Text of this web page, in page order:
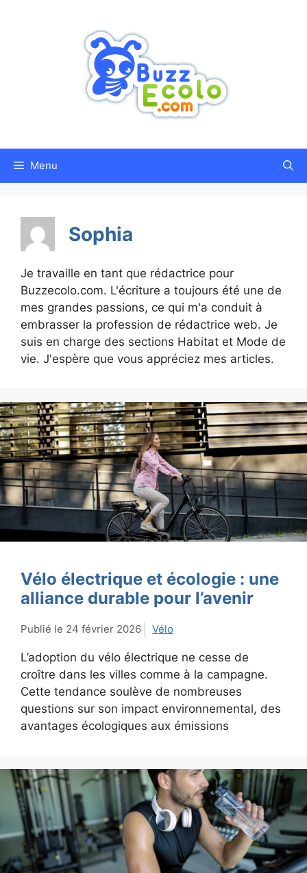
Menu
Sophia
Je travaille en tant que rédactrice pour
Buzzecolo.com. L'écriture a toujours été une de
mes grandes passions, ce qui m'a conduit à
embrasser la profession de rédactrice web. Je
suis en charge des sections Habitat et Mode de
vie. J'espère que vous appréciez mes articles.
Vélo électrique et écologie : une
alliance durable pour l’avenir
24 février 2026 Vélo
L’adoption du vélo électrique ne cesse de
croître dans les villes comme à la campagne.
Cette tendance soulève de nombreuses
questions sur son impact environnemental, des
avantages écologiques aux émissions